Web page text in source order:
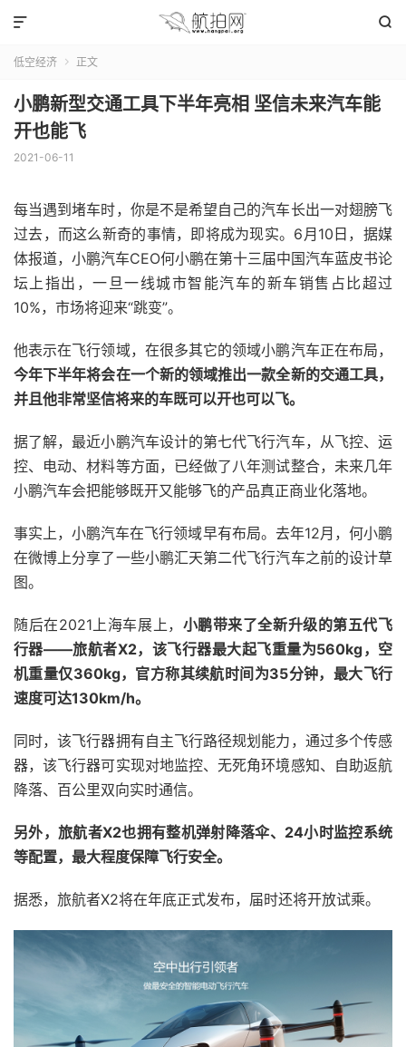


低空经济  正文
小鹏新型交通工具下半年亮相 坚信未来汽车能
开也能飞
2021-06-11
每当遇到堵车时，你是不是希望自己的汽车长出一对翅膀飞
过去，而这么新奇的事情，即将成为现实。6月10日，据媒
体报道，小鹏汽车CEO何小鹏在第十三届中国汽车蓝皮书论
坛上指出，一旦一线城市智能汽车的新车销售占比超过
10%，市场将迎来“跳变”。
他表示在飞行领域，在很多其它的领域小鹏汽车正在布局，
今年下半年将会在一个新的领域推出一款全新的交通工具，
并且他非常坚信将来的车既可以开也可以飞。
据了解，最近小鹏汽车设计的第七代飞行汽车，从飞控、运
控、电动、材料等方面，已经做了八年测试整合，未来几年
小鹏汽车会把能够既开又能够飞的产品真正商业化落地。
事实上，小鹏汽车在飞行领域早有布局。去年12月，何小鹏
在微博上分享了一些小鹏汇天第二代飞行汽车之前的设计草
图。
随后在2021上海车展上， 小鹏带来了全新升级的第五代飞
行器——旅航者X2，该飞行器最大起飞重量为560kg，空
机重量仅360kg，官方称其续航时间为35分钟，最大飞行
速度可达130km/h。
同时，该飞行器拥有自主飞行路径规划能力，通过多个传感
器，该飞行器可实现对地监控、无死角环境感知、自助返航
降落、百公里双向实时通信。
另外，旅航者X2也拥有整机弹射降落伞、24小时监控系统
等配置，最大程度保障飞行安全。
据悉，旅航者X2将在年底正式发布，届时还将开放试乘。